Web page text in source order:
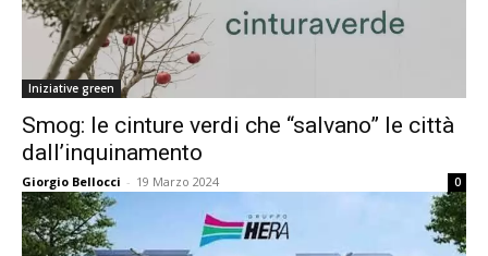
Iniziative green
Smog: le cinture verdi che “salvano” le città
dall’inquinamento
Giorgio Bellocci - 19 Marzo 2024 0